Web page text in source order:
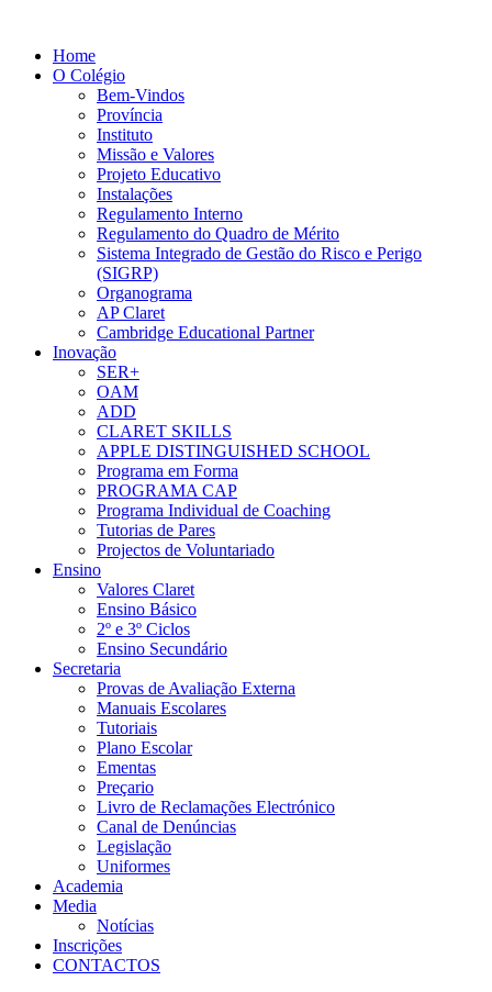
Home
O Colégio
Bem-Vindos
Província
Instituto
Missão e Valores
Projeto Educativo
Instalações
Regulamento Interno
Regulamento do Quadro de Mérito
Sistema Integrado de Gestão do Risco e Perigo
(SIGRP)
Organograma
AP Claret
Cambridge Educational Partner
Inovação
SER+
OAM
ADD
CLARET SKILLS
APPLE DISTINGUISHED SCHOOL
Programa em Forma
PROGRAMA CAP
Programa Individual de Coaching
Tutorias de Pares
Projectos de Voluntariado
Ensino
Valores Claret
Ensino Básico
2º e 3º Ciclos
Ensino Secundário
Secretaria
Provas de Avaliação Externa
Manuais Escolares
Tutoriais
Plano Escolar
Ementas
Preçario
Livro de Reclamações Electrónico
Canal de Denúncias
Legislação
Uniformes
Academia
Media
Notícias
Inscrições
CONTACTOS